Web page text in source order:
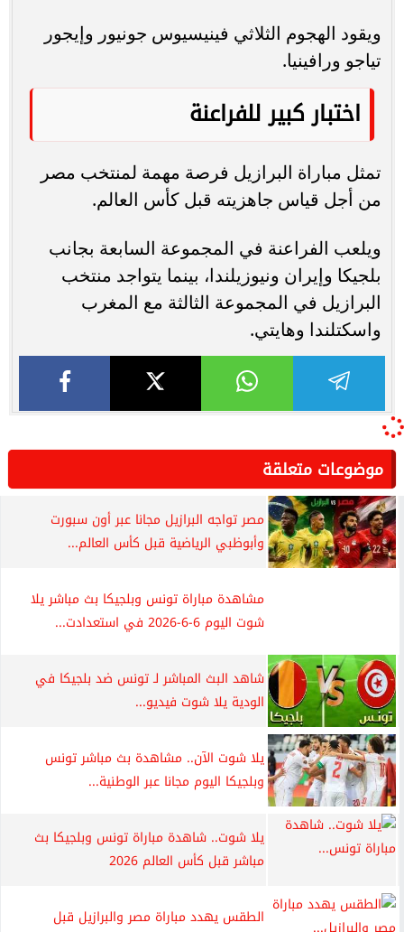
ويقود الهجوم الثلاثي فينيسيوس جونيور وإيجور
تياجو ورافينيا.
اختبار كبير للفراعنة
تمثل مباراة البرازيل فرصة مهمة لمنتخب مصر
من أجل قياس جاهزيته قبل كأس العالم.
ويلعب الفراعنة في المجموعة السابعة بجانب
بلجيكا وإيران ونيوزيلندا، بينما يتواجد منتخب
البرازيل في المجموعة الثالثة مع المغرب
واسكتلندا وهايتي.
موضوعات متعلقة
مصر تواجه البرازيل مجانا عبر أون سبورت
وأبوظبي الرياضية قبل كأس العالم...
مشاهدة مباراة تونس وبلجيكا بث مباشر يلا
شوت اليوم 6-6-2026 في استعدادت...
شاهد البث المباشر لـ تونس ضد بلجيكا في
الودية يلا شوت فيديو...
يلا شوت الآن.. مشاهدة بث مباشر تونس
وبلجيكا اليوم مجانا عبر الوطنية...
يلا شوت.. شاهدة مباراة تونس وبلجيكا بث
مباشر قبل كأس العالم 2026
الطقس يهدد مباراة مصر والبرازيل قبل